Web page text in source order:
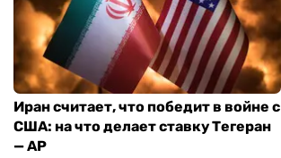
Иран считает, что победит в войне с
США: на что делает ставку Тегеран
— AP